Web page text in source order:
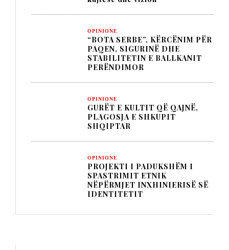
OPINIONE
“BOTA SERBE”, KËRCËNIM PËR
PAQEN, SIGURINË DHE
STABILITETIN E BALLKANIT
PERËNDIMOR
OPINIONE
GURËT E KULTIT QË QAJNË,
PLAGOSJA E SHKUPIT
SHQIPTAR
OPINIONE
PROJEKTI I PADUKSHËM I
SPASTRIMIT ETNIK
NËPËRMJET INXHINIERISË SË
IDENTITETIT